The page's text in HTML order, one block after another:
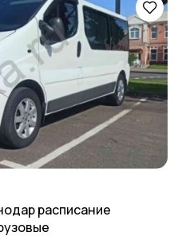
расписание